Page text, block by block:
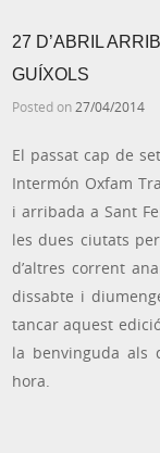
27 D’ABRIL
GUÍXOLS
Posted on 27/04/2014
El passat cap de
Intermón Oxfam
i arribada a Sant
les dues ciutats
d’altres corrent
dissabte i
tancar aquest
la benvinguda als
hora.